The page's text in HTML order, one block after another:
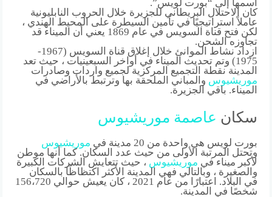
اسمها إلى “بورت لويس”.
كان الاحتلال البريطاني للجزيرة خلال الحروب النابليونية
عاملاً استراتيجيًا في تأمين السيطرة على المحيط الهندي ،
لكن فتح قناة السويس في عام 1869 يعني أن الميناء قد
تجاوزه الشحن.
ازداد نشاط الموانئ خلال إغلاق قناة السويس (1967-
1975) وتم تحديث الميناء في أواخر السبعينيات ، حيث تعد
المدينة نقطة التجميع المركزية لجميع واردات وصادرات
موريشيوس والمباني الملحقة بها وترتبط بالأراضي في
الميناء. باقي الجزيرة.
سكان عاصمة موريشيوس
بورت لويس هي واحدة من 20 مدينة في
موريشيوس
وتحتل المرتبة الأولى من حيث عدد السكان. كما أنها موطن
لأكبر ميناء في موريشيوس ، حيث تتعايش الشركات الكبيرة
والصغيرة ، وبالتالي فهي المدينة الأكثر اكتظاظًا بالسكان
في البلاد. اعتبارًا من عام 2021 ، كان يعيش حوالي 156،720
شخصًا في المدينة.